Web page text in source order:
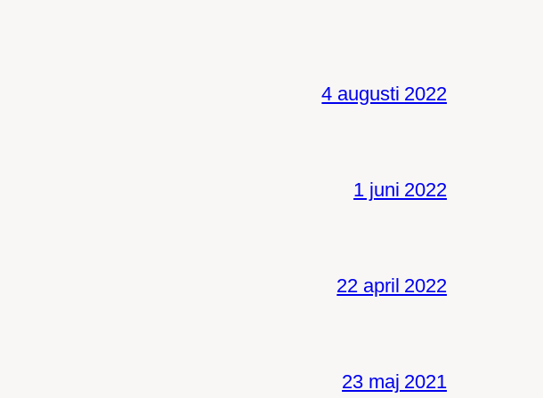
4 augusti 2022
1 juni 2022
22 april 2022
23 maj 2021